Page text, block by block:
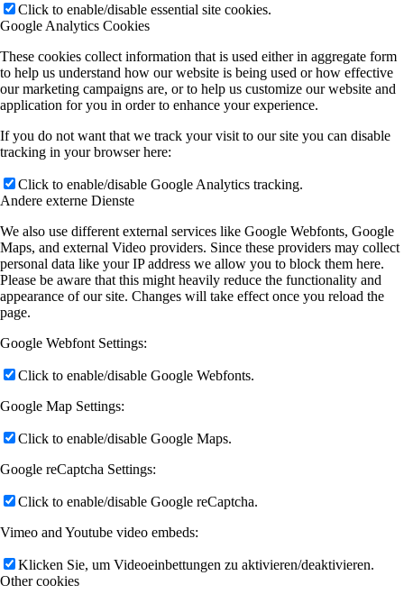
Click to enable/disable essential site cookies.
Google Analytics Cookies
These cookies collect information that is used either in aggregate form
to help us understand how our website is being used or how effective
our marketing campaigns are, or to help us customize our website and
application for you in order to enhance your experience.
If you do not want that we track your visit to our site you can disable
tracking in your browser here:
Click to enable/disable Google Analytics tracking.
Andere externe Dienste
We also use different external services like Google Webfonts, Google
Maps, and external Video providers. Since these providers may collect
personal data like your IP address we allow you to block them here.
Please be aware that this might heavily reduce the functionality and
appearance of our site. Changes will take effect once you reload the
page.
Google Webfont Settings:
Click to enable/disable Google Webfonts.
Google Map Settings:
Click to enable/disable Google Maps.
Google reCaptcha Settings:
Click to enable/disable Google reCaptcha.
Vimeo and Youtube video embeds:
Klicken Sie, um Videoeinbettungen zu aktivieren/deaktivieren.
Other cookies